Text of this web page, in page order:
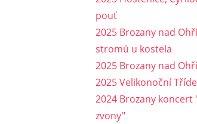
pouť
2025 Brozany nad
stromů u kostela
2025 Brozany nad
2025 Velikonoční
2024 Brozany koncert
zvony"